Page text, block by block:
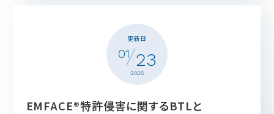
更新日
01 23
2026
EMFACE®特許侵害に関するBTLと